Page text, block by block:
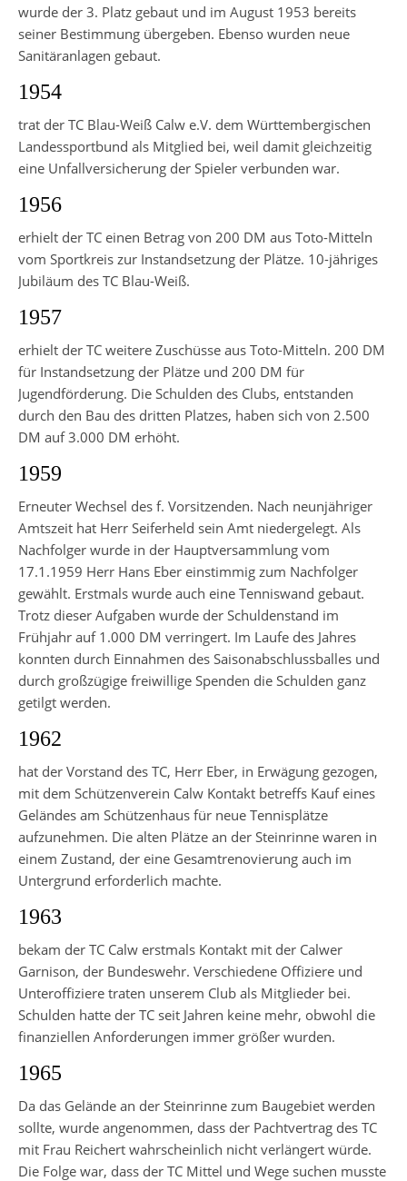
wurde der 3. Platz gebaut und im August 1953 bereits
seiner Bestimmung übergeben. Ebenso wurden neue
Sanitäranlagen gebaut.
1954
trat der TC Blau-Weiß Calw e.V. dem Württembergischen
Landessportbund als Mitglied bei, weil damit gleichzeitig
eine Unfallversicherung der Spieler verbunden war.
1956
erhielt der TC einen Betrag von 200 DM aus Toto-Mitteln
vom Sportkreis zur Instandsetzung der Plätze. 10-jähriges
Jubiläum des TC Blau-Weiß.
1957
erhielt der TC weitere Zuschüsse aus Toto-Mitteln. 200 DM
für Instandsetzung der Plätze und 200 DM für
Jugendförderung. Die Schulden des Clubs, entstanden
durch den Bau des dritten Platzes, haben sich von 2.500
DM auf 3.000 DM erhöht.
1959
Erneuter Wechsel des f. Vorsitzenden. Nach neunjähriger
Amtszeit hat Herr Seiferheld sein Amt niedergelegt. Als
Nachfolger wurde in der Hauptversammlung vom
17.1.1959 Herr Hans Eber einstimmig zum Nachfolger
gewählt. Erstmals wurde auch eine Tenniswand gebaut.
Trotz dieser Aufgaben wurde der Schuldenstand im
Frühjahr auf 1.000 DM verringert. Im Laufe des Jahres
konnten durch Einnahmen des Saisonabschlussballes und
durch großzügige freiwillige Spenden die Schulden ganz
getilgt werden.
1962
hat der Vorstand des TC, Herr Eber, in Erwägung gezogen,
mit dem Schützenverein Calw Kontakt betreffs Kauf eines
Geländes am Schützenhaus für neue Tennisplätze
aufzunehmen. Die alten Plätze an der Steinrinne waren in
einem Zustand, der eine Gesamtrenovierung auch im
Untergrund erforderlich machte.
1963
bekam der TC Calw erstmals Kontakt mit der Calwer
Garnison, der Bundeswehr. Verschiedene Offiziere und
Unteroffiziere traten unserem Club als Mitglieder bei.
Schulden hatte der TC seit Jahren keine mehr, obwohl die
finanziellen Anforderungen immer größer wurden.
1965
Da das Gelände an der Steinrinne zum Baugebiet werden
sollte, wurde angenommen, dass der Pachtvertrag des TC
mit Frau Reichert wahrscheinlich nicht verlängert würde.
Die Folge war, dass der TC Mittel und Wege suchen musste